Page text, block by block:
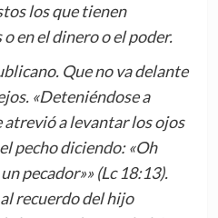
los que tienen
en el dinero o el poder.
Que no va delante
«Deteniéndose a
a levantar los ojos
pecho diciendo: «Oh
pecador»» (Lc 18:13).
recuerdo del hijo